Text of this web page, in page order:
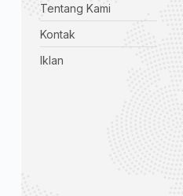
Tentang Kami
Kontak
Iklan